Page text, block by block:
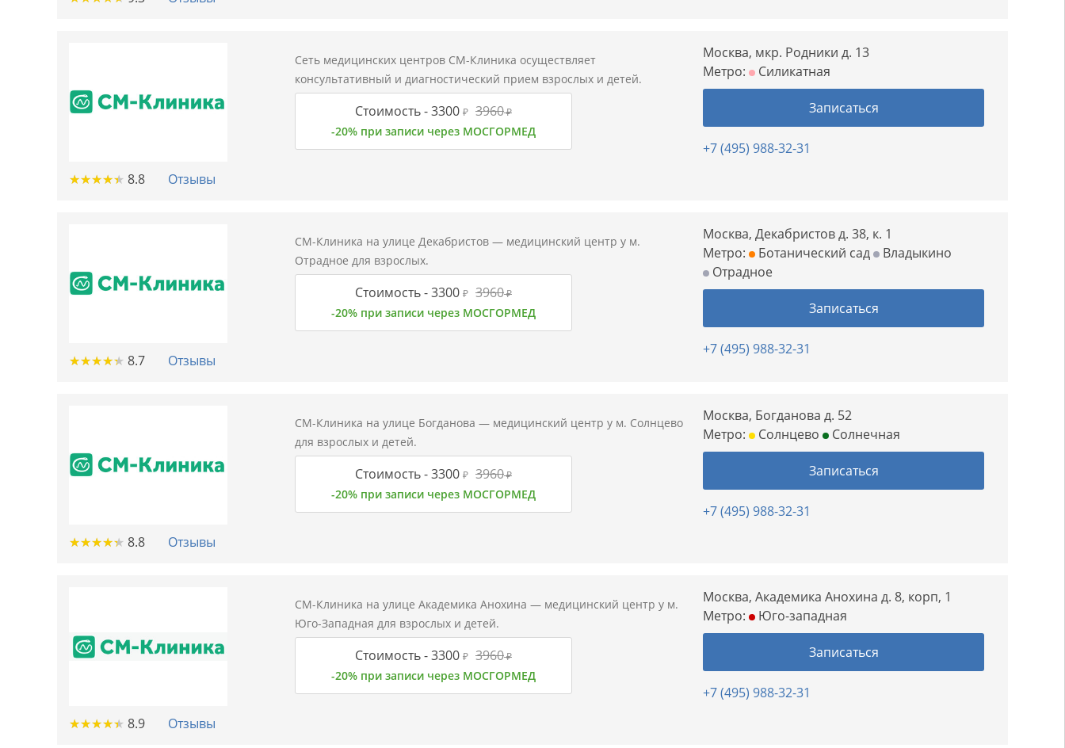
★★★★★
★★★★★ 8.8 Отзывы
Сеть медицинских центров СМ-Клиника осуществляет
консультативный и диагностический прием взрослых и детей.
Стоимость -3300 ₽ 3960₽
-20% при записи через МОСГОРМЕД
Москва, мкр. Родники д. 13
Метро:
Силикатная
Записаться
+7 (495) 988-32-31
★★★★★
★★★★★ 8.7 Отзывы
СМ-Клиника на улице Декабристов — медицинский центр у м.
Отрадное для взрослых.
Стоимость -3300 ₽ 3960₽
-20% при записи через МОСГОРМЕД
Москва, Декабристов д. 38, к. 1
Метро:
Ботанический сад
Владыкино
Отрадное
Записаться
+7 (495) 988-32-31
★★★★★
★★★★★ 8.8 Отзывы
СМ-Клиника на улице Богданова — медицинский центр у м. Солнцево
для взрослых и детей.
Стоимость -3300 ₽ 3960₽
-20% при записи через МОСГОРМЕД
Москва, Богданова д. 52
Метро:
Солнцево Солнечная
Записаться
+7 (495) 988-32-31
★★★★★
★★★★★ 8.9 Отзывы
СМ-Клиника на улице Академика Анохина — медицинский центр у м.
Юго-Западная для взрослых и детей.
Стоимость -3300 ₽ 3960₽
-20% при записи через МОСГОРМЕД
Москва, Академика Анохина д. 8, корп, 1
Метро:
Юго-западная
Записаться
+7 (495) 988-32-31